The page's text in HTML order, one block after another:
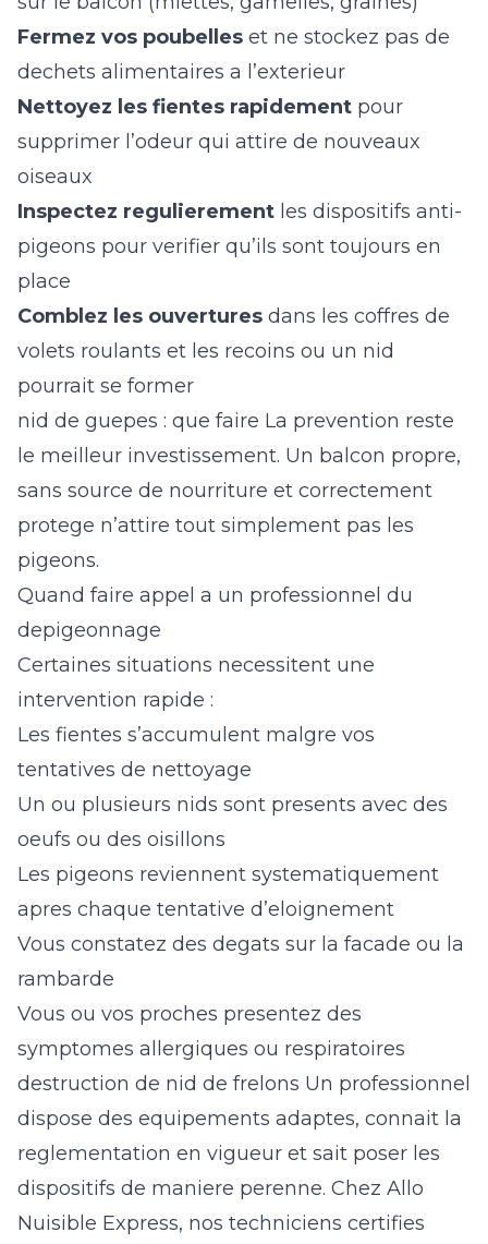
Fermez vos poubelles et ne stockez pas de
dechets alimentaires a l’exterieur
Nettoyez les fientes rapidement pour
supprimer l’odeur qui attire de nouveaux
oiseaux
Inspectez regulierement les dispositifs anti-
pigeons pour verifier qu’ils sont toujours en
place
Comblez les ouvertures dans les coffres de
volets roulants et les recoins ou un nid
pourrait se former
nid de guepes : que faire La prevention reste
le meilleur investissement. Un balcon propre,
sans source de nourriture et correctement
protege n’attire tout simplement pas les
pigeons.
Quand faire appel a un professionnel du
depigeonnage
Certaines situations necessitent une
intervention rapide :
Les fientes s’accumulent malgre vos
tentatives de nettoyage
Un ou plusieurs nids sont presents avec des
oeufs ou des oisillons
Les pigeons reviennent systematiquement
apres chaque tentative d’eloignement
Vous constatez des degats sur la facade ou la
rambarde
Vous ou vos proches presentez des
symptomes allergiques ou respiratoires
destruction de nid de frelons Un professionnel
dispose des equipements adaptes, connait la
reglementation en vigueur et sait poser les
dispositifs de maniere perenne. Chez Allo
Nuisible Express, nos techniciens certifies